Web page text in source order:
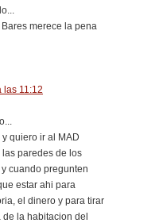
merece la pena
las 11:12
quiero ir al MAD
paredes de los
cuando pregunten
estar ahi para
el dinero y para tirar
la habitacion del